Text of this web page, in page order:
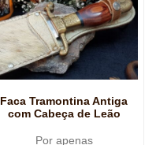
Faca Tramontina Antiga
com Cabeça de Leão
Por apenas